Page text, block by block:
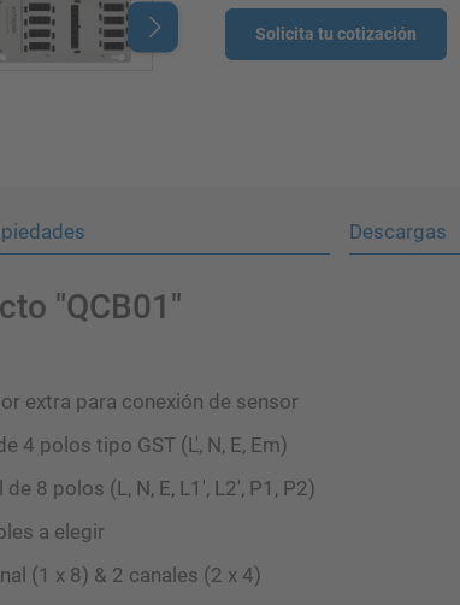
Solicita tu cotización
Descargas
"QCB01"
extra para conexión de sensor
4 polos tipo GST (L', N, E, Em)
8 polos (L, N, E, L1', L2', P1, P2)
a elegir
(1 x 8) & 2 canales (2 x 4)